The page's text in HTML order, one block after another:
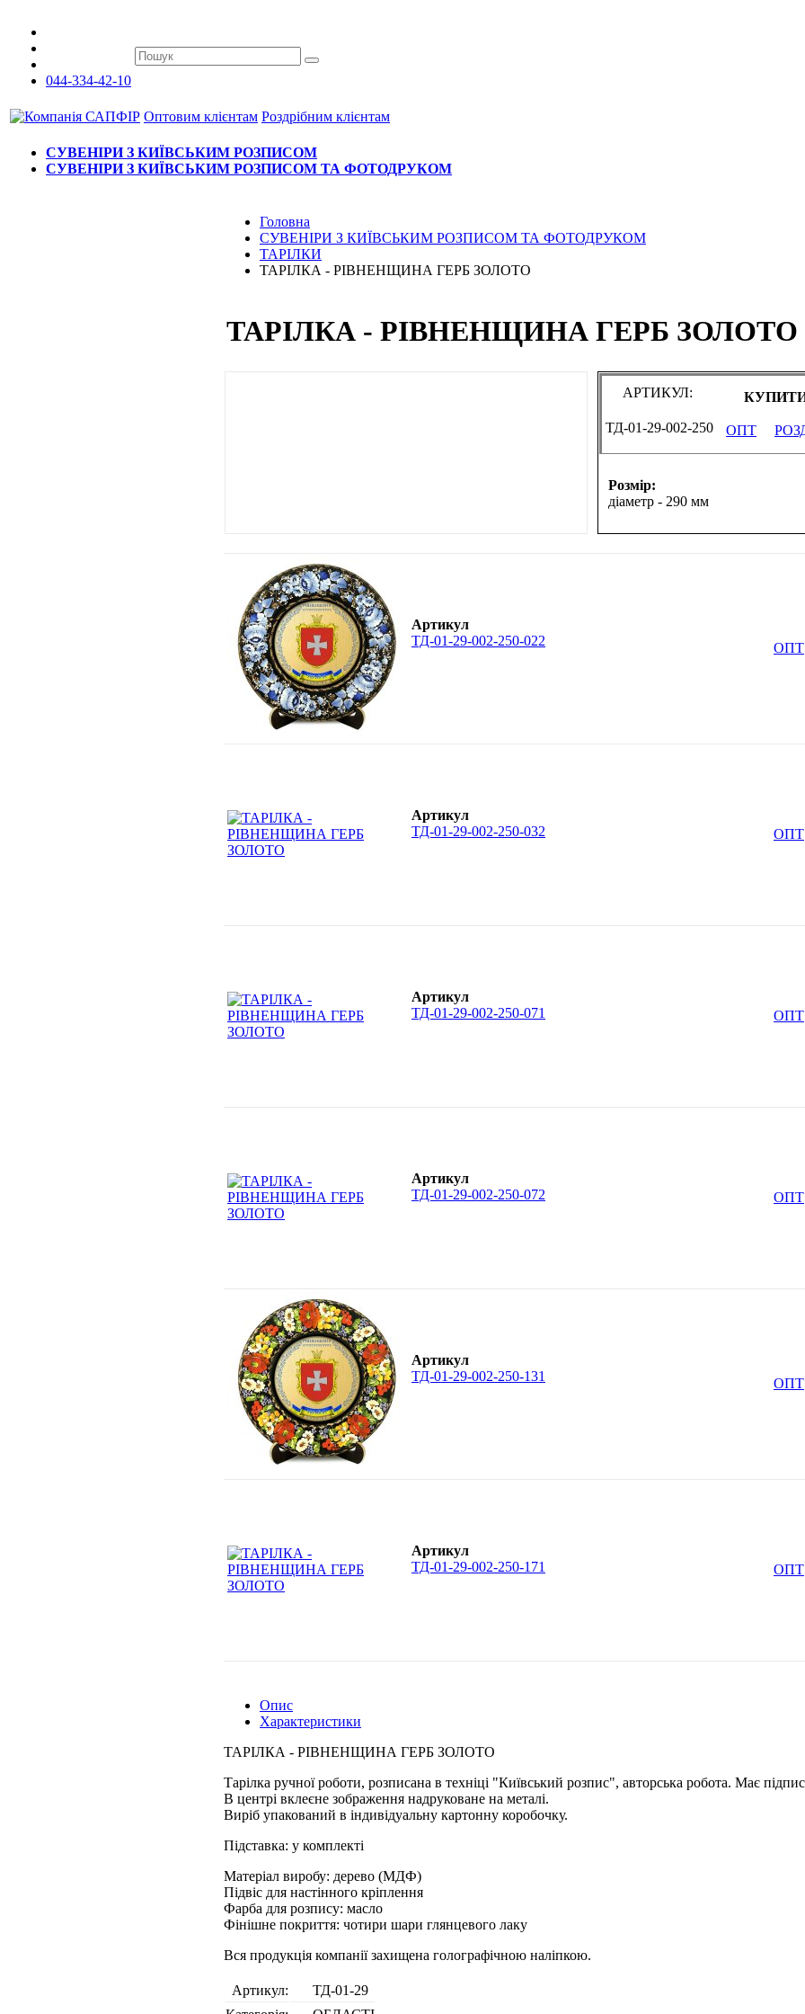
044-334-42-10
Оптовим клієнтам Роздрібним клієнтам
СУВЕНІРИ З КИЇВСЬКИМ РОЗПИСОМ
СУВЕНІРИ З КИЇВСЬКИМ РОЗПИСОМ ТА ФОТОДРУКОМ
Головна
СУВЕНІРИ З КИЇВСЬКИМ РОЗПИСОМ ТА ФОТОДРУКОМ
ТАРІЛКИ
ТАРІЛКА - РІВНЕНЩИНА ГЕРБ ЗОЛОТО
ТАРІЛКА - РІВНЕНЩИНА ГЕРБ ЗОЛОТО
АРТИКУЛ:
ТД-01-29-002-250 ОПТ
Розмір:
діаметр - 290 мм
Артикул
ТД-01-29-002-250-022
ОПТ
Артикул
ТД-01-29-002-250-032
ОПТ
Артикул
ТД-01-29-002-250-071
ОПТ
Артикул
ТД-01-29-002-250-072
ОПТ
Артикул
ТД-01-29-002-250-131
ОПТ
Артикул
ТД-01-29-002-250-171
ОПТ
Опис
Характеристики
ТАРІЛКА - РІВНЕНЩИНА ГЕРБ ЗОЛОТО
Тарілка ручної роботи, розписана в техніці "Київський розпис", авторська робота. Має
В центрі вклеєне зображення надруковане на металі.
Виріб упакований в індивідуальну картонну коробочку.
Підставка: у комплекті
Матеріал виробу: дерево (МДФ)
Підвіс для настінного кріплення
Фарба для розпису: масло
Фінішне покриття: чотири шари глянцевого лаку
Вся продукція компанії захищена голографічною наліпкою.
Артикул:
ТД-01-29